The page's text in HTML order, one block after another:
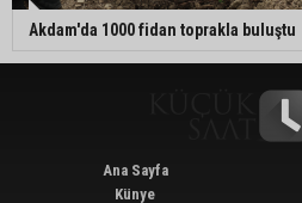
Akdam'da 1000 fidan toprakla buluştu
Ana Sayfa
Künye